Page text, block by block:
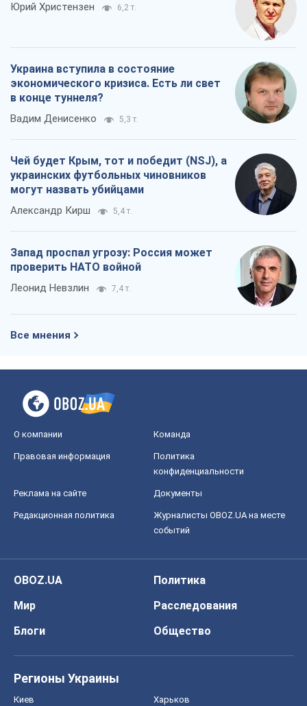
Юрий Христензен 6,2 т.
Украина вступила в состояние
экономического кризиса. Есть ли свет
в конце туннеля?
Вадим Денисенко 5,3 т.
Чей будет Крым, тот и победит (NSJ), а
украинских футбольных чиновников
могут назвать убийцами
Александр Кирш 5,4 т.
Запад проспал угрозу: Россия может
проверить НАТО войной
Леонид Невзлин 7,4 т.
Все мнения
О компании Команда
Правовая информация
Политика
конфиденциальности
Реклама на сайте Документы
Редакционная политика
Журналисты OBOZ.UA на месте
событий
OBOZ.UA
Политика
Мир
Расследования
Блоги
Общество
Регионы Украины
Киев Харьков